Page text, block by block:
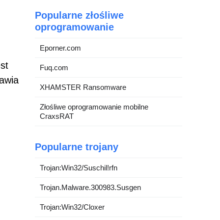
Popularne złośliwe
oprogramowanie
Eporner.com
Fuq.com
XHAMSTER Ransomware
Złośliwe oprogramowanie mobilne
CraxsRAT
Popularne trojany
Trojan:Win32/Suschil!rfn
Trojan.Malware.300983.Susgen
Trojan:Win32/Cloxer